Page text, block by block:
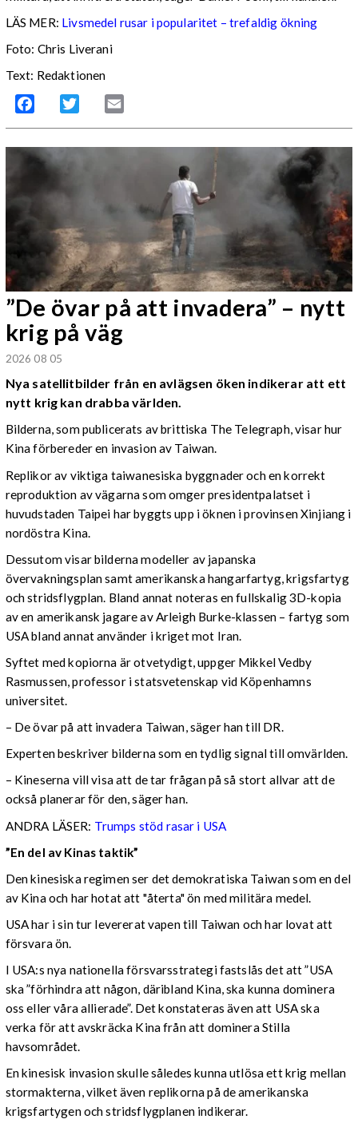
LÄS MER: Livsmedel rusar i popularitet – trefaldig ökning
Foto: Chris Liverani
Text: Redaktionen
Facebook Twitter
”De övar på att invadera” – nytt
krig på väg
2026 08 05
Nya satellitbilder från en avlägsen öken indikerar att ett
nytt krig kan drabba världen.
Bilderna, som publicerats av brittiska The Telegraph, visar hur
Kina förbereder en invasion av Taiwan.
Replikor av viktiga taiwanesiska byggnader och en korrekt
reproduktion av vägarna som omger presidentpalatset i
huvudstaden Taipei har byggts upp i öknen i provinsen Xinjiang i
nordöstra Kina.
Dessutom visar bilderna modeller av japanska
övervakningsplan samt amerikanska hangarfartyg, krigsfartyg
och stridsflygplan. Bland annat noteras en fullskalig 3D-kopia
av en amerikansk jagare av Arleigh Burke-klassen – fartyg som
USA bland annat använder i kriget mot Iran.
Syftet med kopiorna är otvetydigt, uppger Mikkel Vedby
Rasmussen, professor i statsvetenskap vid Köpenhamns
universitet.
– De övar på att invadera Taiwan, säger han till DR.
Experten beskriver bilderna som en tydlig signal till omvärlden.
– Kineserna vill visa att de tar frågan på så stort allvar att de
också planerar för den, säger han.
ANDRA LÄSER: Trumps stöd rasar i USA
”En del av Kinas taktik”
Den kinesiska regimen ser det demokratiska Taiwan som en del
av Kina och har hotat att "återta" ön med militära medel.
USA har i sin tur levererat vapen till Taiwan och har lovat att
försvara ön.
I USA:s nya nationella försvarsstrategi fastslås det att ”USA
ska ”förhindra att någon, däribland Kina, ska kunna dominera
oss eller våra allierade”. Det konstateras även att USA ska
verka för att avskräcka Kina från att dominera Stilla
havsområdet.
En kinesisk invasion skulle således kunna utlösa ett krig mellan
stormakterna, vilket även replikorna på de amerikanska
krigsfartygen och stridsflygplanen indikerar.